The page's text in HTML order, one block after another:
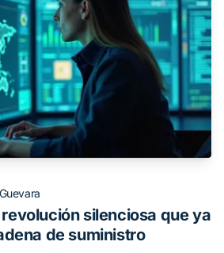
silenciosa que ya
de suministro